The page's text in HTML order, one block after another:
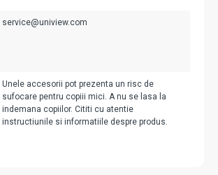
service@uniview.com
Unele accesorii pot prezenta un risc de
sufocare pentru copiii mici. A nu se lasa la
indemana copiilor. Cititi cu atentie
instructiunile si informatiile despre produs.